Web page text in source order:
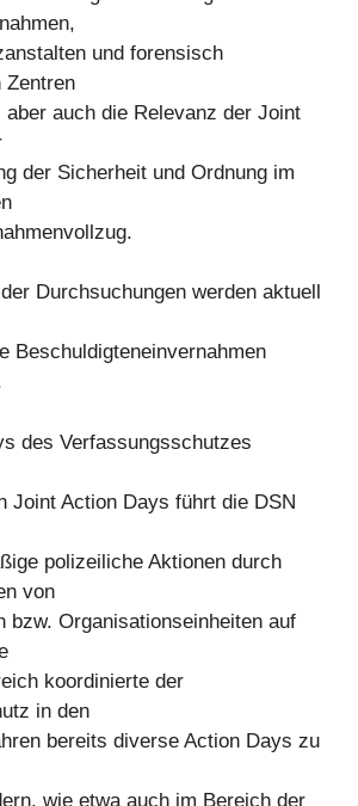
und forensisch
Zentren
auch die Relevanz der Joint
der Sicherheit und Ordnung im
Durchsuchungen werden aktuell
Beschuldigteneinvernahmen
des Verfassungsschutzes
Joint Action Days führt die DSN
polizeiliche Aktionen durch
von
bzw. Organisationseinheiten auf
koordinierte der
in den
bereits diverse Action Days zu
wie etwa auch im Bereich der